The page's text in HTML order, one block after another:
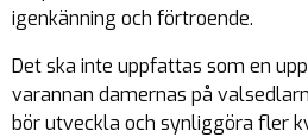
igenkänning och förtroende.
Det ska inte uppfattas som en
varannan damernas på
bör utveckla och synliggöra fler